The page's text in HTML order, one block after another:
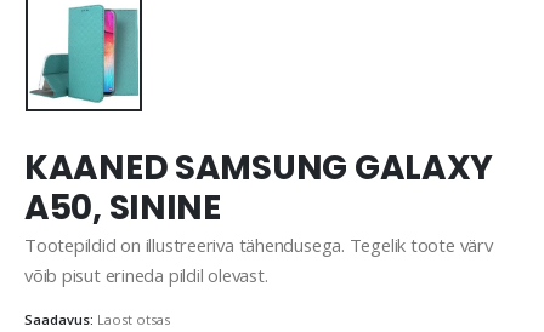
KAANED SAMSUNG GALAXY
A50, SININE
Tootepildid on illustreeriva tähendusega. Tegelik toote värv
võib pisut erineda pildil olevast.
Saadavus: Laost otsas